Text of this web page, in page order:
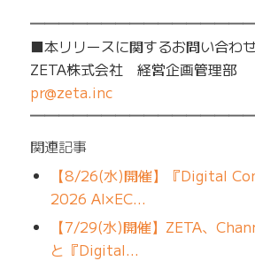
■本リリースに関するお問い合わ
ZETA株式会社 経営企画管理部
pr@zeta.inc
関連記事
【8/26(水)開催】『Digital
2026 AI×EC…
【7/29(水)開催】ZETA、
と『Digital…